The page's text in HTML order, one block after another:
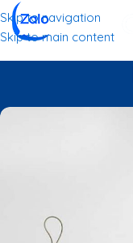
Skip to navigation
Skip to main content